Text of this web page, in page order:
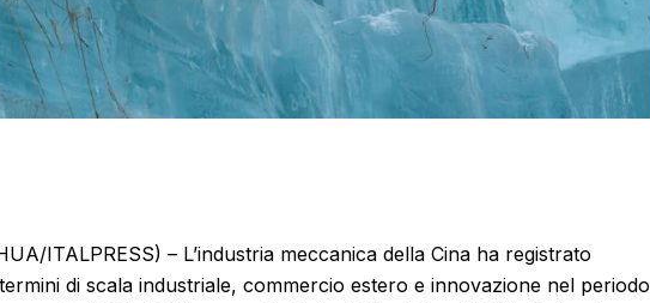
ITALPRESS) – L’industria meccanica della Cina ha registrato
di scala industriale, commercio estero e innovazione nel periodo